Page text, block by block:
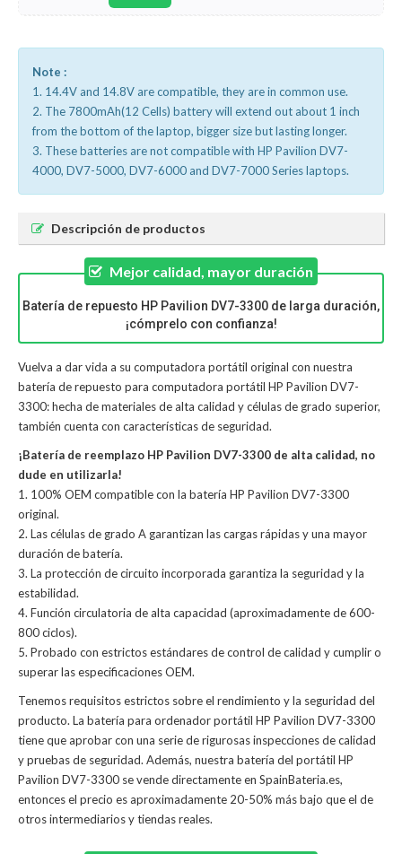
Note :
1. 14.4V and 14.8V are compatible, they are in common use.
2. The 7800mAh(12 Cells) battery will extend out about 1 inch
from the bottom of the laptop, bigger size but lasting longer.
3. These batteries are not compatible with HP Pavilion DV7-
4000, DV7-5000, DV7-6000 and DV7-7000 Series laptops.
Descripción de productos
Mejor calidad, mayor duración
Batería de repuesto HP Pavilion DV7-3300 de larga duración,
¡cómprelo con confianza!
Vuelva a dar vida a su computadora portátil original con nuestra
batería de repuesto para computadora portátil HP Pavilion DV7-
3300: hecha de materiales de alta calidad y células de grado superior,
también cuenta con características de seguridad.
¡Batería de reemplazo HP Pavilion DV7-3300 de alta calidad, no
dude en utilizarla!
1. 100% OEM compatible con la batería HP Pavilion DV7-3300
original.
2. Las células de grado A garantizan las cargas rápidas y una mayor
duración de batería.
3. La protección de circuito incorporada garantiza la seguridad y la
estabilidad.
4. Función circulatoria de alta capacidad (aproximadamente de 600-
800 ciclos).
5. Probado con estrictos estándares de control de calidad y cumplir o
superar las especificaciones OEM.
Tenemos requisitos estrictos sobre el rendimiento y la seguridad del
producto. La batería para ordenador portátil HP Pavilion DV7-3300
tiene que aprobar con una serie de rigurosas inspecciones de calidad
y pruebas de seguridad. Además, nuestra batería del portátil HP
Pavilion DV7-3300 se vende directamente en SpainBateria.es,
entonces el precio es aproximadamente 20-50% más bajo que el de
otros intermediarios y tiendas reales.